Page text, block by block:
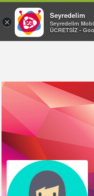
×
Seyredelim
Seyredelim
ÜCRETSİZ -